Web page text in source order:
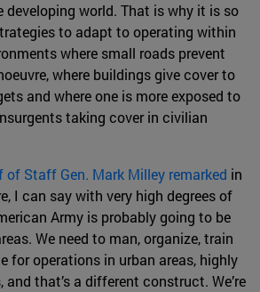
world. That is why it is so
to adapt to operating within
where small roads prevent
where buildings give cover to
and where one is more exposed to
taking cover in civilian
of Staff Gen. Mark Milley remarked in
I can say with very high degrees of
Army is probably going to be
We need to man, organize, train
for operations in urban areas, highly
and that’s a different construct. We’re